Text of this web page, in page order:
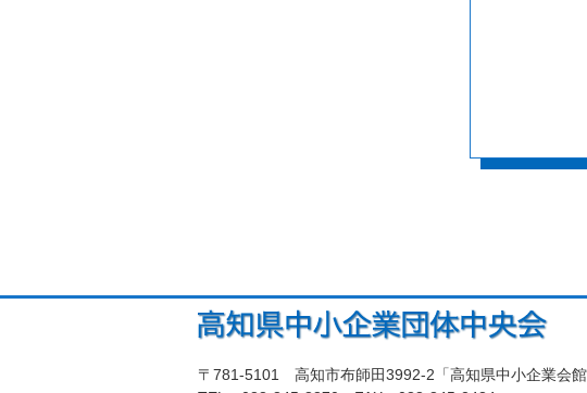
〒781-5101 高知市布師田3992-2「高知県中小企業会